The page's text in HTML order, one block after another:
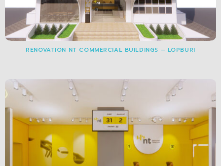
RENOVATION NT COMMERCIAL BUILDINGS – LOPBURI